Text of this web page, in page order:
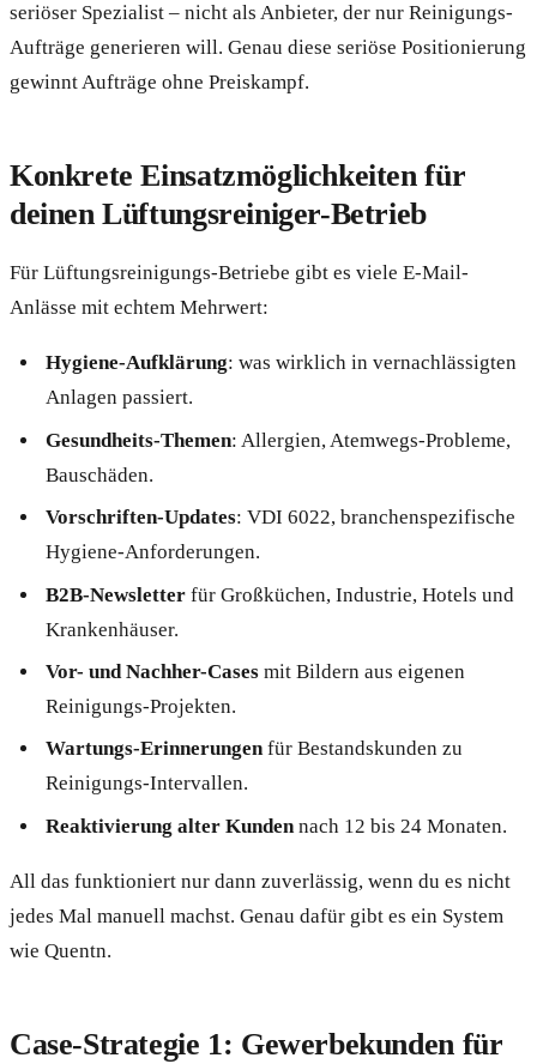
seriöser Spezialist – nicht als Anbieter, der nur Reinigungs-
Aufträge generieren will. Genau diese seriöse Positionierung
gewinnt Aufträge ohne Preiskampf.
Konkrete Einsatzmöglichkeiten für
deinen Lüftungsreiniger-Betrieb
Für Lüftungsreinigungs-Betriebe gibt es viele E-Mail-
Anlässe mit echtem Mehrwert:
Hygiene-Aufklärung: was wirklich in vernachlässigten
Anlagen passiert.
Gesundheits-Themen: Allergien, Atemwegs-Probleme,
Bauschäden.
Vorschriften-Updates: VDI 6022, branchenspezifische
Hygiene-Anforderungen.
B2B-Newsletterfür Großküchen, Industrie, Hotels und
Krankenhäuser.
Vor- und Nachher-Casesmit Bildern aus eigenen
Reinigungs-Projekten.
Wartungs-Erinnerungenfür Bestandskunden zu
Reinigungs-Intervallen.
Reaktivierung alter Kundennach 12 bis 24 Monaten.
All das funktioniert nur dann zuverlässig, wenn du es nicht
jedes Mal manuell machst. Genau dafür gibt es ein System
wie Quentn.
Case-Strategie 1: Gewerbekunden für